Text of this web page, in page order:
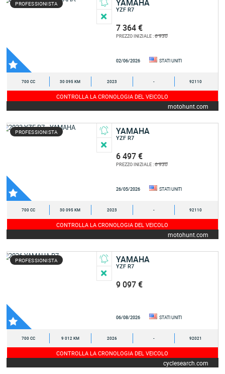
PROFESSIONISTA YAMAHA
YZF R7
7 364 €
PREZZO INIZIALE :6 930
02/06/2026 STATI UNITI
700 CC 30 095 KM 2023 - 92110
CONTROLLA LA CRONOLOGIA DEL VEICOLO
motohunt.com
PROFESSIONISTA YAMAHA
YZF R7
6 497 €
PREZZO INIZIALE :6 930
26/05/2026 STATI UNITI
700 CC 30 095 KM 2023 - 92110
CONTROLLA LA CRONOLOGIA DEL VEICOLO
motohunt.com
PROFESSIONISTA YAMAHA
YZF R7
9 097 €
06/08/2026 STATI UNITI
700 CC 9 012 KM 2026 - 92021
CONTROLLA LA CRONOLOGIA DEL VEICOLO
cyclesearch.com